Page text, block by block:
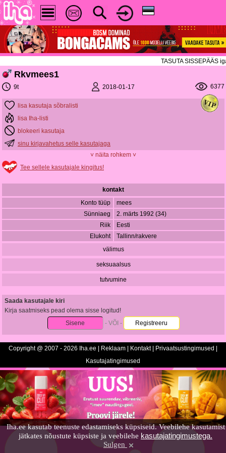
Iha.ee kasutab teenuste edastamiseks küpsiseid. Veebilehe kasutamist
jätkates nõustute küpsiste ja veebilehe kasutajatingimustega.
Sulgen
TASUTA SISSEPÄÄS
Rkvmees1
9t 2018-01-17 6377
lisa kasutaja sõbralisti
lisa Iha-listi
blokeeri kasutaja
sinu kirjavahetus selle kasutajaga
˅ näita rohkem ˅
Tee sellele kasutajale kingitus!
kontakt
Konto tüüp
mees
Sünniaeg
2. märts 1992 (34)
Riik
Eesti
Elukoht
Tallinn/rakvere
välimus
seksuaalsus
tutvumine
Saada kasutajale kiri
Kirja saatmiseks pead olema sisse logitud!
Sisene
- VÕI - Registreeru
Copyright @ 2007 - 2026 Iha.ee | Reklaam Kontakt| Privaatsustingimused
Kasutajatingimused